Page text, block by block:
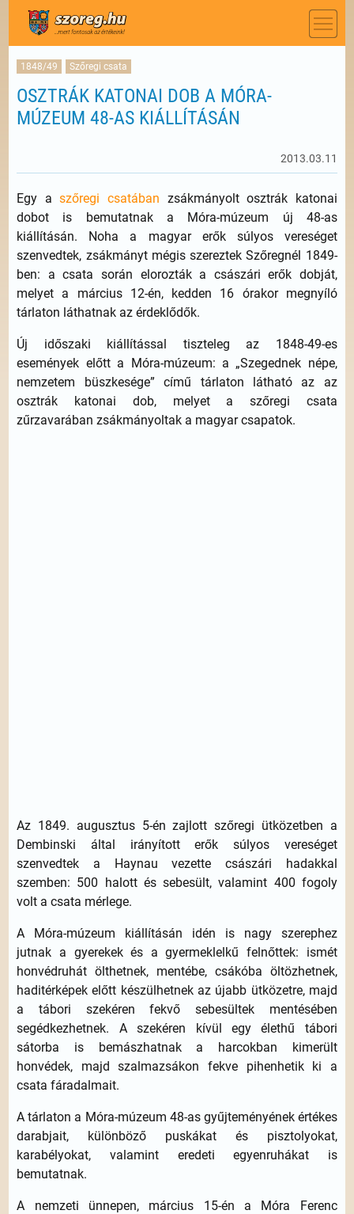
1848/49 Szőregi csata
OSZTRÁK KATONAI DOB A MÓRA-
MÚZEUM 48-AS KIÁLLÍTÁSÁN
2013.03.11
Egy a szőregi csatában zsákmányolt osztrák katonai
dobot is bemutatnak a Móra-múzeum új 48-as
kiállításán. Noha a magyar erők súlyos vereséget
szenvedtek, zsákmányt mégis szereztek Szőregnél 1849-
ben: a csata során elorozták a császári erők dobját,
melyet a március 12-én, kedden 16 órakor megnyíló
tárlaton láthatnak az érdeklődők.
Új időszaki kiállítással tiszteleg az 1848-49-es
események előtt a Móra-múzeum: a „Szegednek népe,
nemzetem büszkesége” című tárlaton látható az az
osztrák katonai dob, melyet a szőregi csata
zűrzavarában zsákmányoltak a magyar csapatok.
Az 1849. augusztus 5-én zajlott szőregi ütközetben a
Dembinski által irányított erők súlyos vereséget
szenvedtek a Haynau vezette császári hadakkal
szemben: 500 halott és sebesült, valamint 400 fogoly
volt a csata mérlege.
A Móra-múzeum kiállításán idén is nagy szerephez
jutnak a gyerekek és a gyermeklelkű felnőttek: ismét
honvédruhát ölthetnek, mentébe, csákóba öltözhetnek,
haditérképek előtt készülhetnek az újabb ütközetre, majd
a tábori szekéren fekvő sebesültek mentésében
segédkezhetnek. A szekéren kívül egy élethű tábori
sátorba is bemászhatnak a harcokban kimerült
honvédek, majd szalmazsákon fekve pihenhetik ki a
csata fáradalmait.
A tárlaton a Móra-múzeum 48-as gyűjteményének értékes
darabjait, különböző puskákat és pisztolyokat,
karabélyokat, valamint eredeti egyenruhákat is
bemutatnak.
A nemzeti ünnepen, március 15-én a Móra Ferenc